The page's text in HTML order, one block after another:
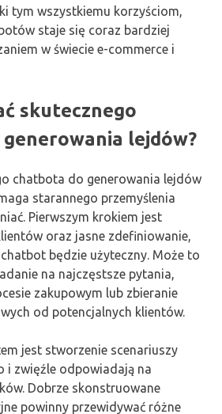
tym wszystkiemu korzyściom,
staje się coraz bardziej
w świecie e-commerce i
skutecznego
lejdów?
chatbota do generowania lejdów
starannego przemyślenia
Pierwszym krokiem jest
oraz jasne zdefiniowanie,
będzie użyteczny. Może to
na najczęstsze pytania,
zakupowym lub zbieranie
od potencjalnych klientów.
jest stworzenie scenariuszy
i zwięźle odpowiadają na
Dobrze skonstruowane
powinny przewidywać różne